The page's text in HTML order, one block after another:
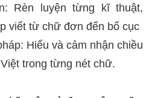
Rèn luyện từng kĩ thuật,
viết từ chữ đơn đến bố cục
Hiểu và cảm nhận chiều
trong từng nét chữ.